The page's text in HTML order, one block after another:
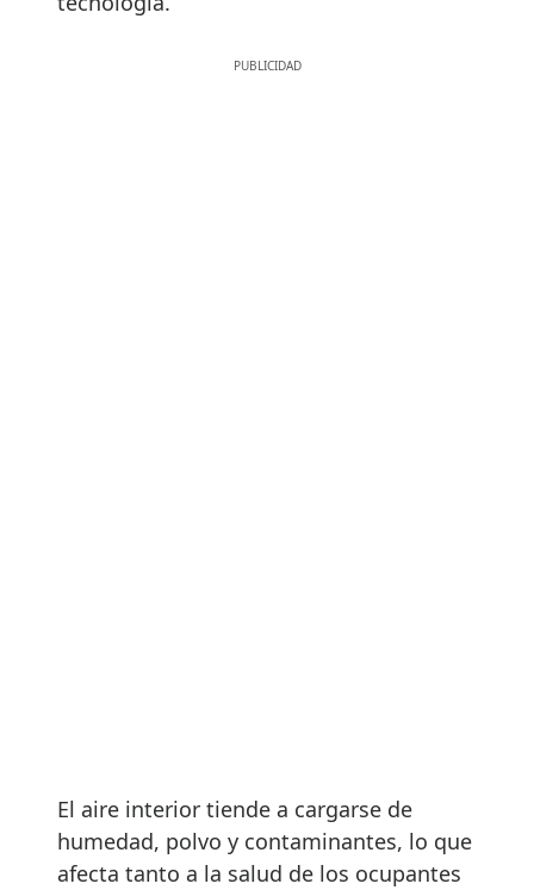
El aire interior tiende a cargarse de
humedad, polvo y contaminantes, lo que
afecta tanto a la salud de los ocupantes